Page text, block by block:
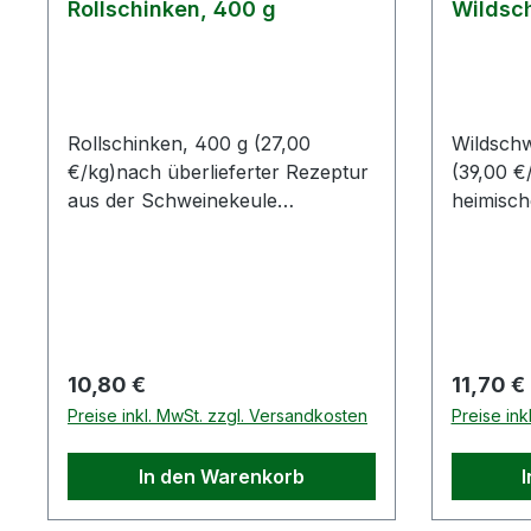
Rollschinken, 400 g
Rollschinken, 400 g (27,00
€/kg)nach überlieferter Rezeptur
aus der Schweinekeule
geräuchertGeschmack:
abgerundeter Fleischgeschmack,
mild gesalzen, geräuchertZutaten:
Schweinefleisch, Kochsalz mit
Konservierungsstoff E250,
Gewürze, RauchLieferform: lose
Regulärer Preis:
10,80 €
Preise inkl. MwSt. zzgl. Versandkosten
In den Warenkorb
(39,00
mild
E250,
11,70 €
Preise